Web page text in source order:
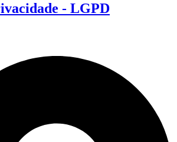
- LGPD